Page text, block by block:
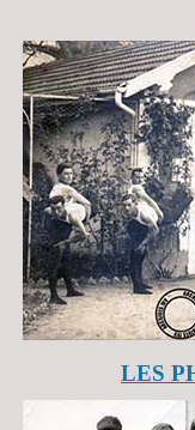
LES